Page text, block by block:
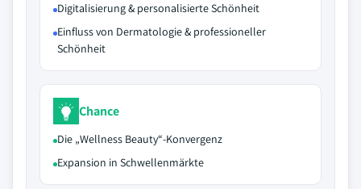
Digitalisierung & personalisierte Schönheit
Einfluss von Dermatologie & professioneller
Schönheit
Chance
Die „Wellness Beauty“-Konvergenz
Expansion in Schwellenmärkte